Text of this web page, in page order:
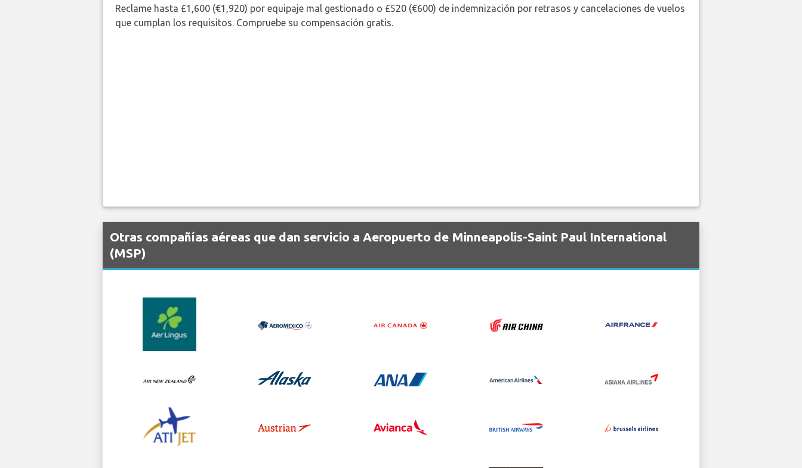
Reclame hasta £1,600 (€1,920) por equipaje mal gestionado o £520 (€600) de indemnización por retrasos y cancelaciones de vuelos
que cumplan los requisitos. Compruebe su compensación gratis.
Otras compañías aéreas que dan servicio a Aeropuerto de Minneapolis-Saint Paul International
(MSP)